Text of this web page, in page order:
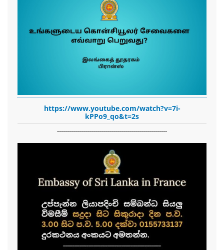
https://www.youtube.com/watch?v=7i-
kPPo9_qo&t=2s
-------------------------------------------------------